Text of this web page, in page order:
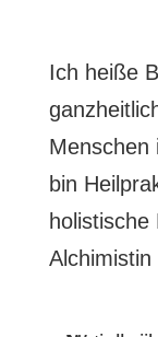
Ich heiße
Menschen
bin
holistische